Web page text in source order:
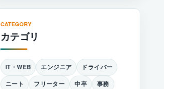
CATEGORY
カテゴリ
IT・WEB エンジニア
ドライバー
ニート
フリーター 中卒
事務